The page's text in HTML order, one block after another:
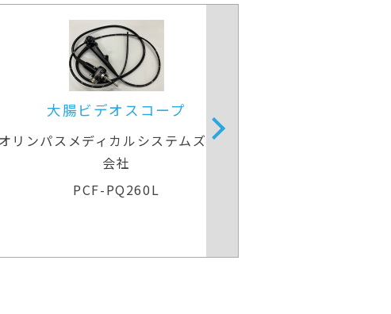
大腸ビデオスコープ
オリンパスメディカルシステムズ株式
会社
CF-H260AI